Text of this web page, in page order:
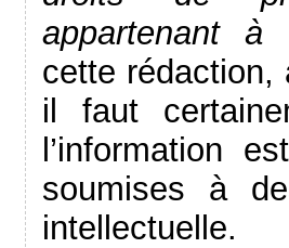
appartenant
cette rédaction,
il faut
l’information
soumises à
intellectuelle.